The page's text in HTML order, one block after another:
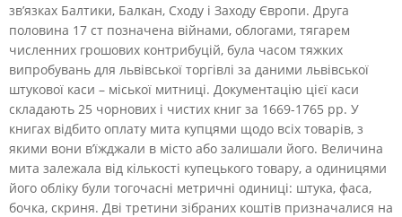
зв’язках Балтики, Балкан, Сходу і Заходу Європи. Друга
половина 17 ст позначена війнами, облогами, тягарем
численних грошових контрибуцій, була часом тяжких
випробувань для львівської торгівлі за даними львівської
штукової каси – міської митниці. Документацію цієї каси
складають 25 чорнових і чистих книг за 1669-1765 рр. У
книгах відбито оплату мита купцями щодо всіх товарів, з
якими вони в’їжджали в місто або залишали його. Величина
мита залежала від кількості купецького товару, а одиницями
його обліку були тогочасні метричні одиниці: штука, фаса,
бочка, скриня. Дві третини зібраних коштів призначалися на